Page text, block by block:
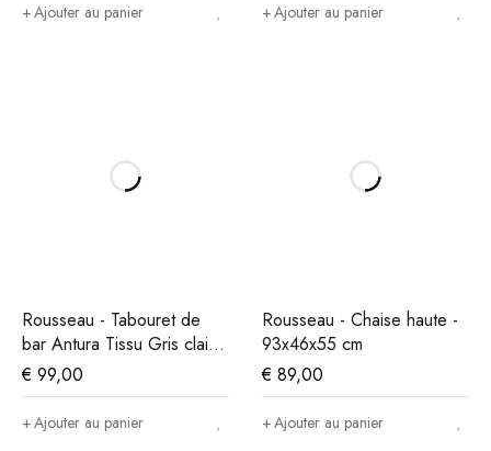
Ajouter au panier Ajouter au panier
Rousseau - Tabouret de
bar Antura Tissu Gris clair -
97x46x53 cm
€ 99,00
Ajouter au panier
Rousseau - Chaise haute -
93x46x55 cm
€ 89,00
Ajouter au panier